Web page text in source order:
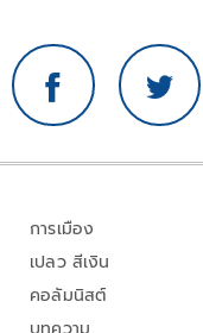
การเมือง
เปลว สีเงิน
คอลัมนิสต์